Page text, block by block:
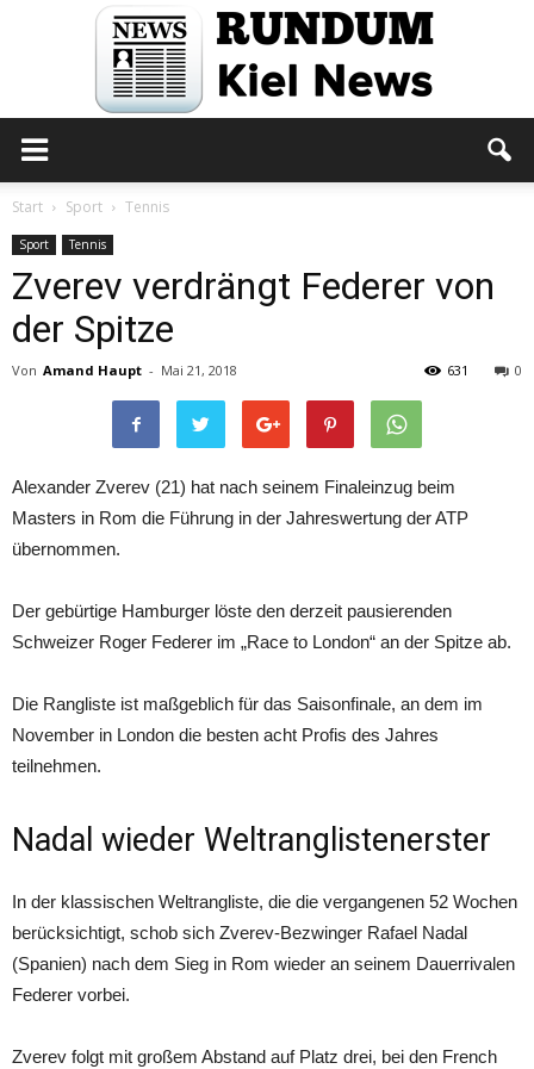
Kiel
Start Sport Tennis
Sport Tennis
Zverev verdrängt Federer von
der Spitze
Von Amand Haupt - Mai 21, 2018 0
631
Alexander Zverev (21) hat nach seinem Finaleinzug beim
Masters in Rom die Führung in der Jahreswertung der ATP
übernommen.
Der gebürtige Hamburger löste den derzeit pausierenden
Schweizer Roger Federer im „Race to London“ an der Spitze ab.
Die Rangliste ist maßgeblich für das Saisonfinale, an dem im
November in London die besten acht Profis des Jahres
teilnehmen.
Nadal wieder Weltranglistenerster
In der klassischen Weltrangliste, die die vergangenen 52 Wochen
berücksichtigt, schob sich Zverev-Bezwinger Rafael Nadal
(Spanien) nach dem Sieg in Rom wieder an seinem Dauerrivalen
Federer vorbei.
Zverev folgt mit großem Abstand auf Platz drei, bei den French